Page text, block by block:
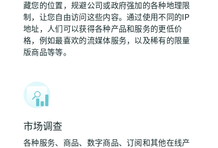
藏您的位置，规避公司或政府强加的各种地理限
制，让您自由访问这些内容。通过使用不同的IP
地址，人们可以获得各种产品和服务的更低价
格，例如最喜欢的流媒体服务，以及稀有的限量
版商品等等。
市场调查
各种服务、商品、数字商品、订阅和其他在线产